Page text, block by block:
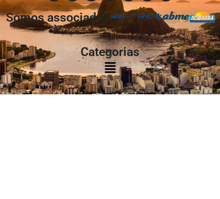
Somos associados
à:
Categorias